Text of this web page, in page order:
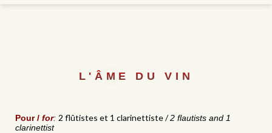
L'ÂME DU VIN
Pour / for: 2 flûtistes et 1 clarinettiste /2 flautists and 1
clarinettist